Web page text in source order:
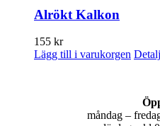
Alrökt Kalkon
155 kr
Lägg till i varukorgen Den
flera
måndag –